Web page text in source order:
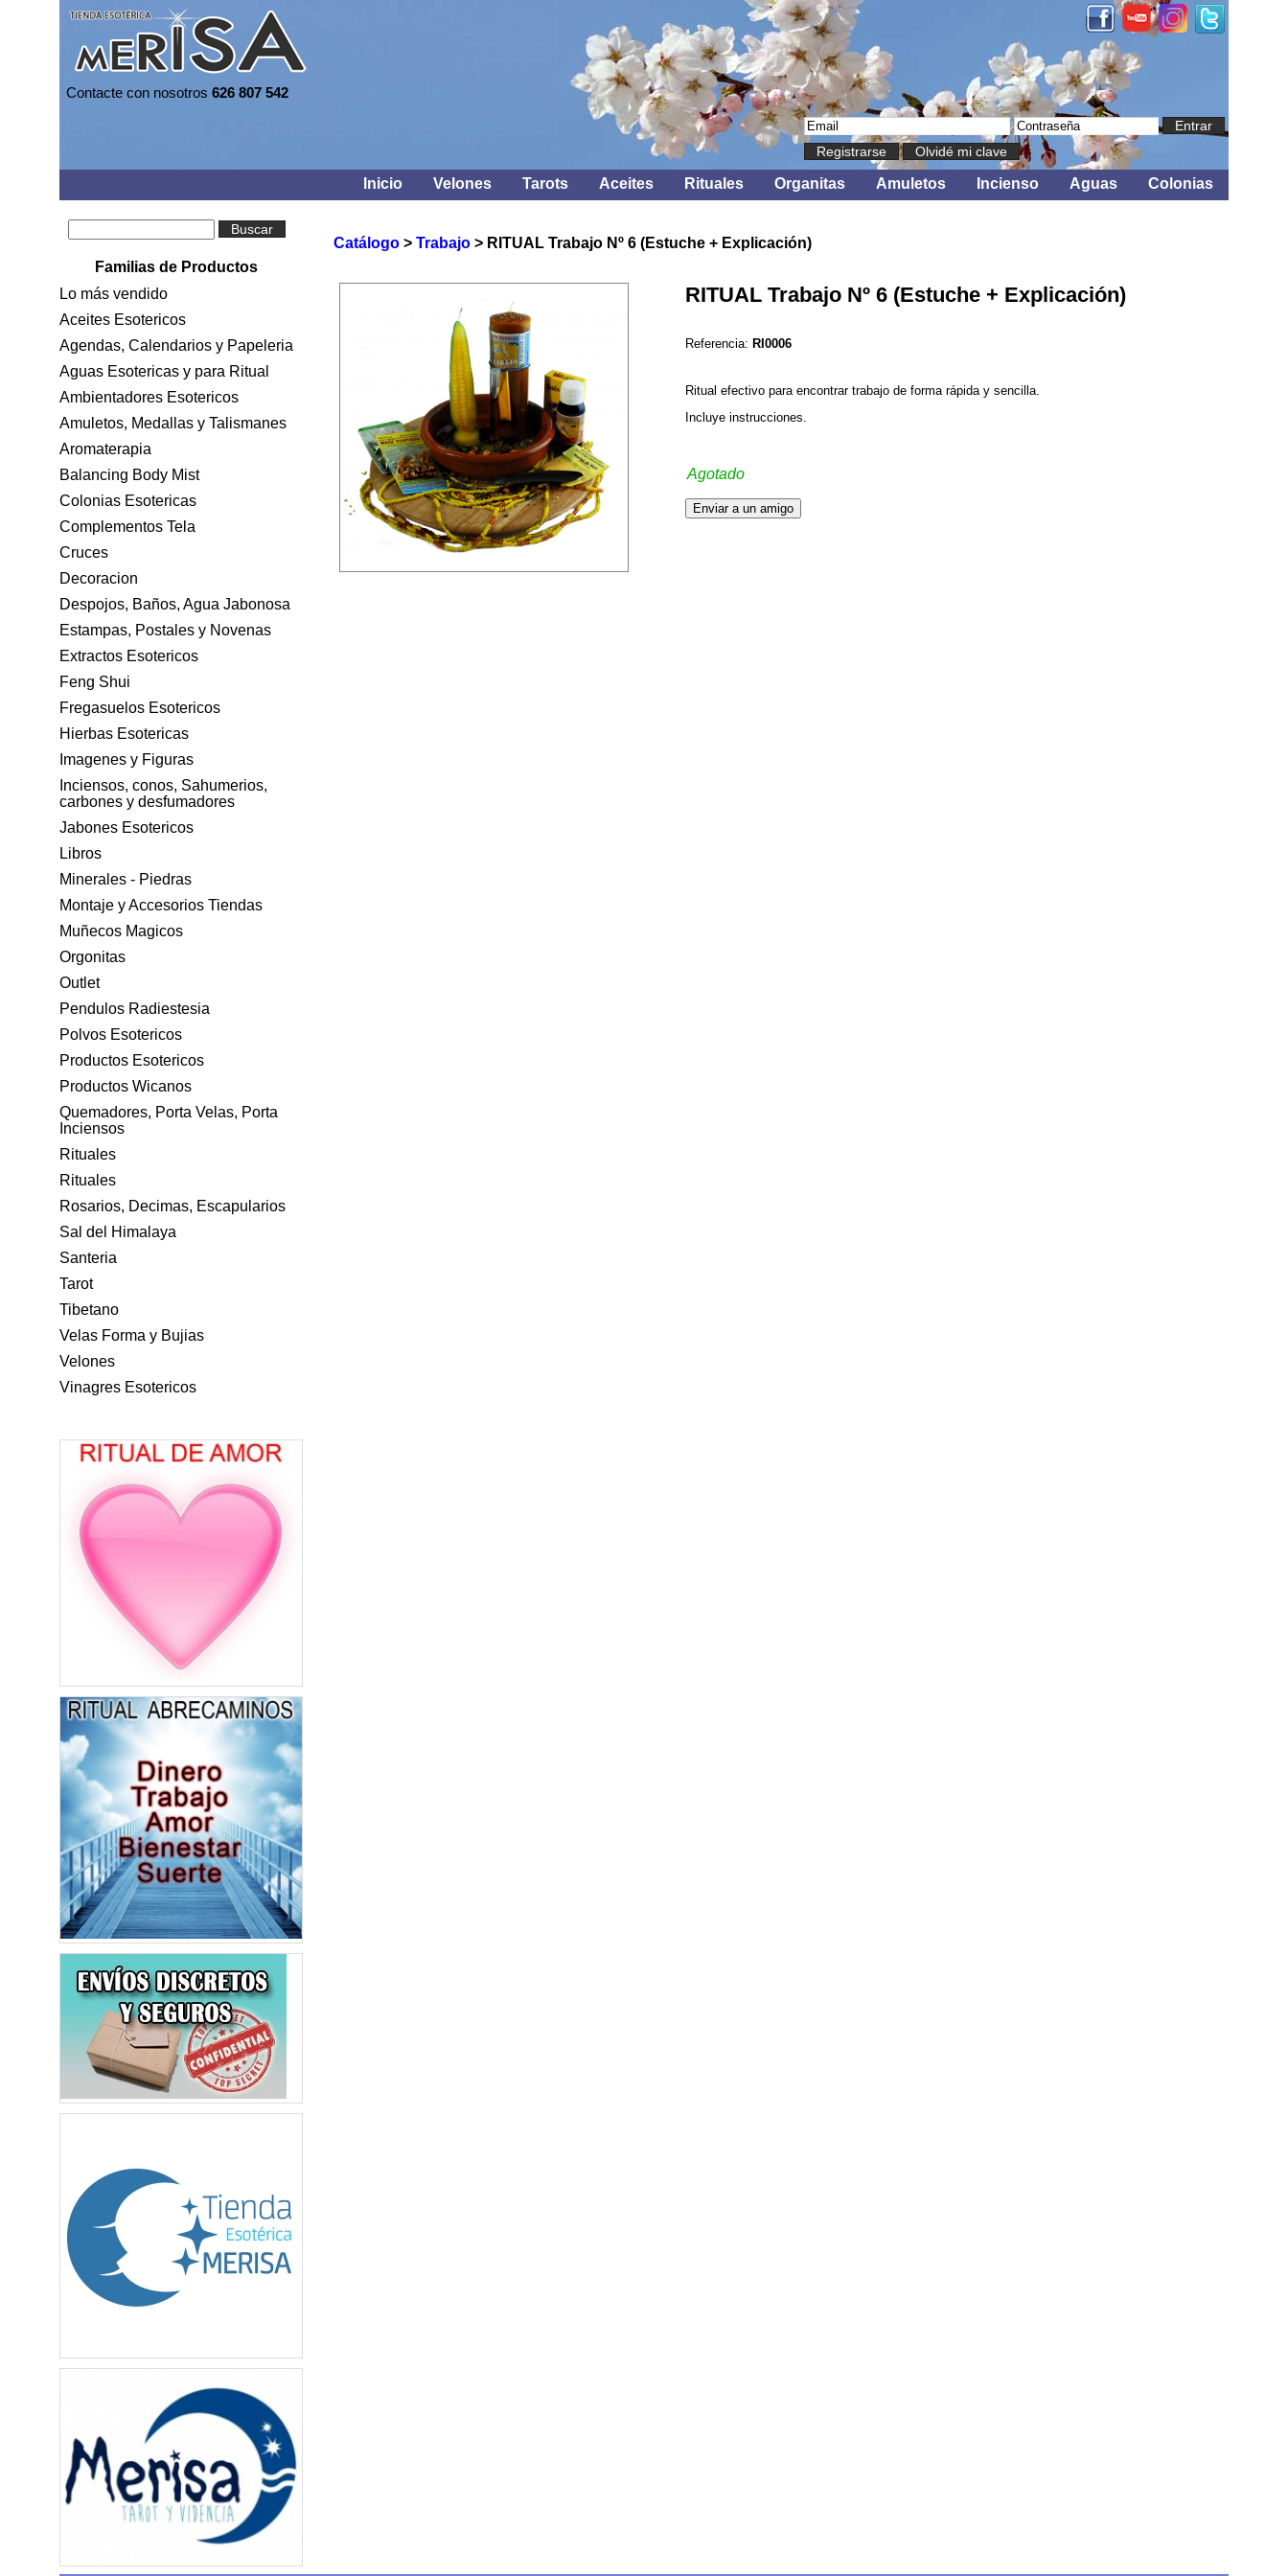
Contacte con nosotros 626 807 542
Entrar
Registrarse
Olvidé mi clave
Inicio Velones Tarots Aceites Rituales Organitas Amuletos Incienso Aguas Colonias
Buscar
Familias de Productos
Lo más vendido
Aceites Esotericos
Agendas, Calendarios y Papeleria
Aguas Esotericas y para Ritual
Ambientadores Esotericos
Amuletos, Medallas y Talismanes
Aromaterapia
Balancing Body Mist
Colonias Esotericas
Complementos Tela
Cruces
Decoracion
Despojos, Baños, Agua Jabonosa
Estampas, Postales y Novenas
Extractos Esotericos
Feng Shui
Fregasuelos Esotericos
Hierbas Esotericas
Imagenes y Figuras
Inciensos, conos, Sahumerios,
carbones y desfumadores
Jabones Esotericos
Libros
Minerales - Piedras
Montaje y Accesorios Tiendas
Muñecos Magicos
Orgonitas
Outlet
Pendulos Radiestesia
Polvos Esotericos
Productos Esotericos
Productos Wicanos
Quemadores, Porta Velas, Porta
Inciensos
Rituales
Rituales
Rosarios, Decimas, Escapularios
Sal del Himalaya
Santeria
Tarot
Tibetano
Velas Forma y Bujias
Velones
Vinagres Esotericos
Catálogo > Trabajo > RITUAL Trabajo Nº 6 (Estuche + Explicación)
RITUAL Trabajo Nº 6 (Estuche + Explicación)
Referencia: RI0006
Ritual efectivo para encontrar trabajo de forma rápida y sencilla.
Incluye instrucciones.
Agotado